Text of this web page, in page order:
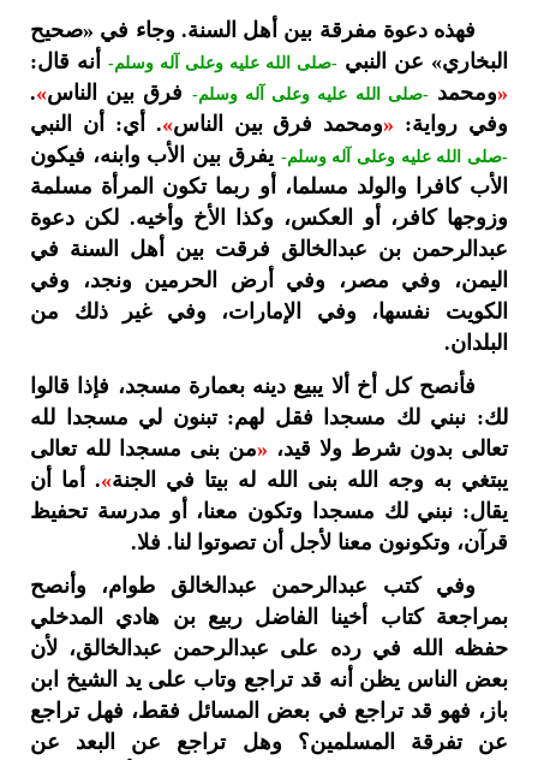
فهذه دعوة مفرقة بين أهل السنة. وجاء في «صحيح
البخاري» عن النبي -صلى الله عليه وعلى آله وسلم-
أنه قال:
«ومحمد-صلى الله عليه وعلى آله وسلم- فرق بين الناس»
.
وفي رواية: «ومحمد فرق بين الناس». أي: أن النبي
-صلى الله عليه وعلى آله وسلم- يفرق بين الأب وابنه، فيكون
الأب كافرا والولد مسلما، أو ربما تكون المرأة مسلمة
وزوجها كافر، أو العكس، وكذا الأخ وأخيه. لكن دعوة
عبدالرحمن بن عبدالخالق فرقت بين أهل السنة في
اليمن، وفي مصر، وفي أرض الحرمين ونجد، وفي
الكويت نفسها، وفي الإمارات، وفي غير ذلك من
البلدان.
فأنصح كل أخ ألا يبيع دينه بعمارة مسجد، فإذا قالوا
لك: نبني لك مسجدا فقل لهم: تبنون لي مسجدا لله
تعالى بدون شرط ولا قيد، «من بنى مسجدا لله تعالى
يبتغي به وجه الله بنى الله له بيتا في الجنة». أما أن
يقال: نبني لك مسجدا وتكون معنا، أو مدرسة تحفيظ
قرآن، وتكونون معنا لأجل أن تصوتوا لنا. فلا.
وفي كتب عبدالرحمن عبدالخالق طوام، وأنصح
بمراجعة كتاب أخينا الفاضل ربيع بن هادي المدخلي
حفظه الله في رده على عبدالرحمن عبدالخالق، لأن
بعض الناس يظن أنه قد تراجع وتاب على يد الشيخ ابن
باز، فهو قد تراجع في بعض المسائل فقط، فهل تراجع
عن تفرقة المسلمين؟ وهل تراجع عن البعد عن